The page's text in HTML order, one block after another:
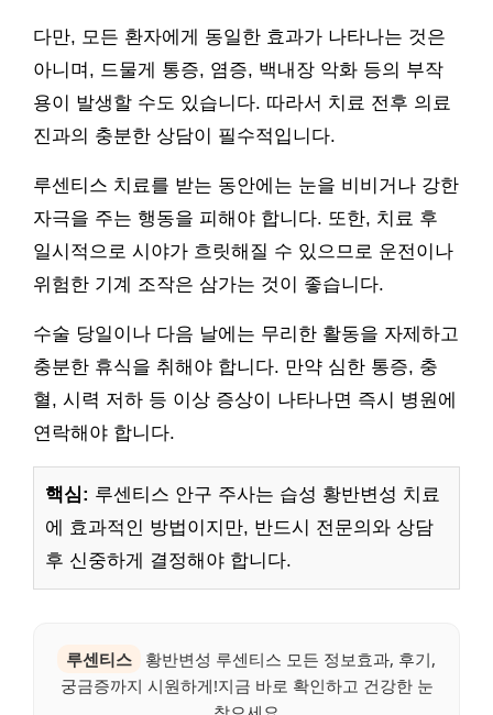
다만, 모든 환자에게 동일한 효과가 나타나는 것은
아니며, 드물게 통증, 염증, 백내장 악화 등의 부작
용이 발생할 수도 있습니다. 따라서 치료 전후 의료
진과의 충분한 상담이 필수적입니다.
루센티스 치료를 받는 동안에는 눈을 비비거나 강한
자극을 주는 행동을 피해야 합니다. 또한, 치료 후
일시적으로 시야가 흐릿해질 수 있으므로 운전이나
위험한 기계 조작은 삼가는 것이 좋습니다.
수술 당일이나 다음 날에는 무리한 활동을 자제하고
충분한 휴식을 취해야 합니다. 만약 심한 통증, 충
혈, 시력 저하 등 이상 증상이 나타나면 즉시 병원에
연락해야 합니다.
핵심: 루센티스 안구 주사는 습성 황반변성 치료
에 효과적인 방법이지만, 반드시 전문의와 상담
후 신중하게 결정해야 합니다.
루센티스
황반변성 루센티스 모든 정보효과, 후기,
궁금증까지 시원하게!지금 바로 확인하고 건강한 눈